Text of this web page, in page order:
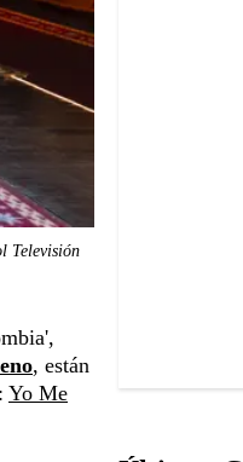
Televisión
, están
Yo Me